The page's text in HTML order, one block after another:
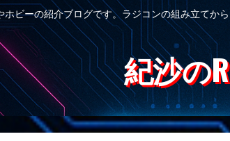
ホビーの紹介ブログです。ラジコンの組み立てか
紀沙の